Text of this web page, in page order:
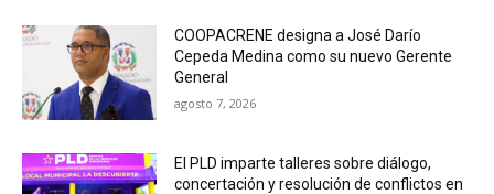
COOPACRENE designa a José Darío
Cepeda Medina como su nuevo Gerente
General
agosto 7, 2026
El PLD imparte talleres sobre diálogo,
concertación y resolución de conflictos en